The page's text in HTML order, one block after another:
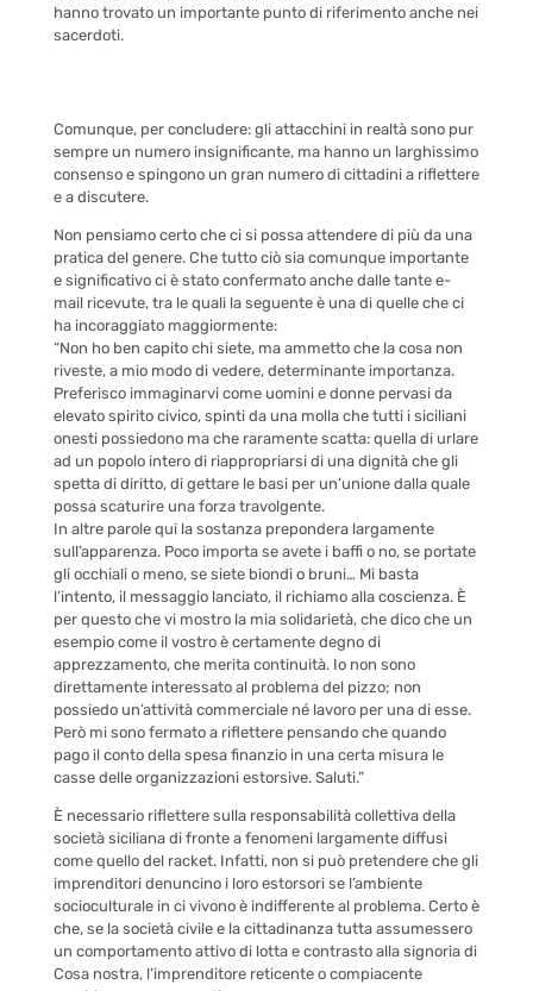
hanno trovato un importante punto di riferimento anche nei
sacerdoti.
Comunque, per concludere: gli attacchini in realtà sono pur
sempre un numero insignificante, ma hanno un larghissimo
consenso e spingono un gran numero di cittadini a riflettere
e a discutere.
Non pensiamo certo che ci si possa attendere di più da una
pratica del genere. Che tutto ciò sia comunque importante
e significativo ci è stato confermato anche dalle tante e-
mail ricevute, tra le quali la seguente è una di quelle che ci
ha incoraggiato maggiormente:
“Non ho ben capito chisiete, ma ammetto che la cosa non
riveste, a mio modo di vedere, determinante importanza.
Preferisco immaginarvi come uomini e donne pervasi da
elevato spirito civico, spinti da una molla che tutti i siciliani
onesti possiedono ma che raramente scatta: quella di urlare
ad un popolo intero di riappropriarsi di una dignità che gli
spetta di diritto, di gettare le basi per un’unione dalla quale
possa scaturire una forza travolgente.
In altre parole qui la sostanza prepondera largamente
sull’apparenza. Poco importa se avete i baffi o no, se portate
gli occhiali o meno, se siete biondi o bruni… Mi basta
l’intento, il messaggio lanciato, il richiamo alla coscienza. È
per questo che vi mostro la mia solidarietà, che dico che un
esempio come il vostro è certamente degno di
apprezzamento, che merita continuità. Io non sono
direttamente interessato al problema del pizzo; non
possiedo un’attività commerciale né lavoro per una di esse.
Però mi sono fermato a riflettere pensando che quando
pago il conto della spesa finanzio in una certa misura le
casse delle organizzazioni estorsive. Saluti.”
È necessario riflettere sulla responsabilità collettiva della
società siciliana di fronte a fenomeni largamente diffusi
come quello del racket. Infatti, non si può pretendere che gli
imprenditori denuncino i loro estorsori se l’ambiente
socioculturale in ci vivono è indifferente al problema. Certo è
che, se la società civile e la cittadinanza tutta assumessero
un comportamento attivo di lotta e contrasto alla signoria di
Cosa nostra, l’imprenditore reticente o compiacente